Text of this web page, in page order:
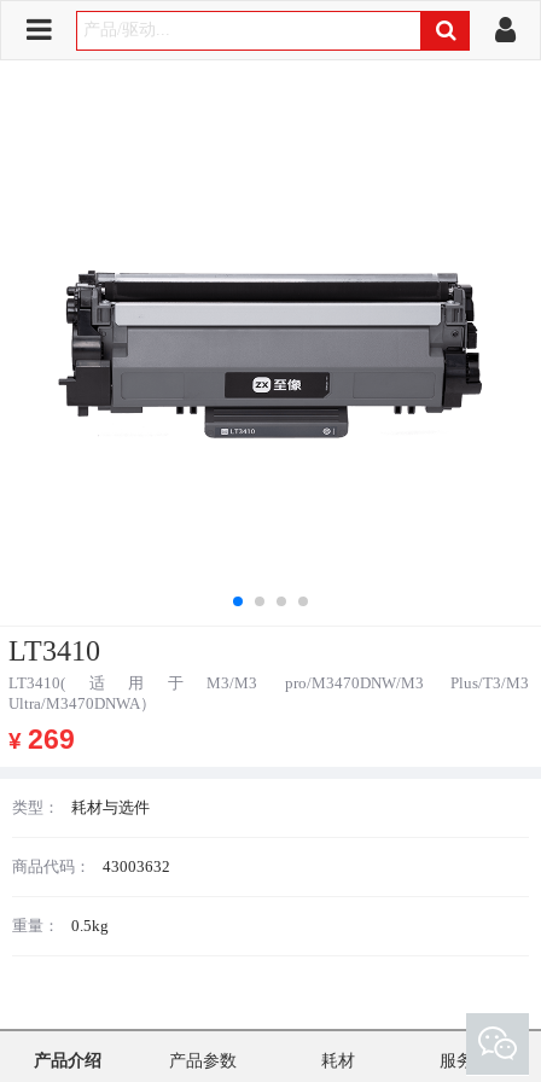
LT3410
LT3410(适用于M3/M3 pro/M3470DNW/M3 Plus/T3/M3
Ultra/M3470DNWA）
¥ 269
类型： 耗材与选件
商品代码： 43003632
重量： 0.5kg
产品介绍 产品参数 耗材 服务支持